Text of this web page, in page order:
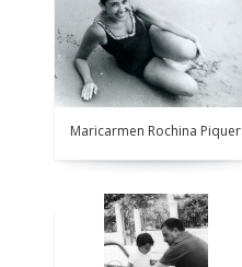
Maricarmen Rochina Piquer